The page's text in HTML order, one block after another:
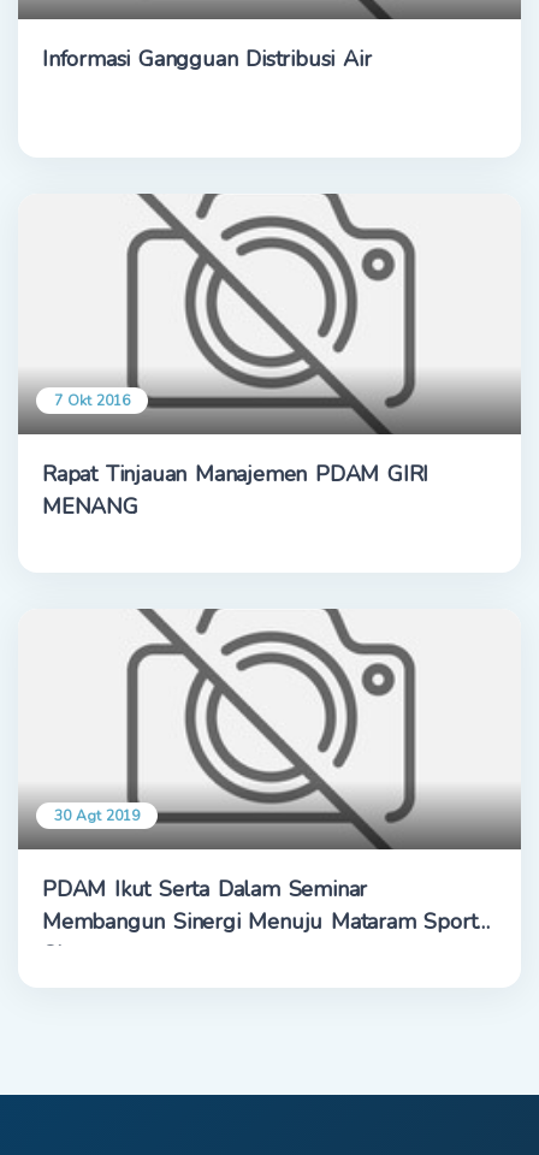
Informasi Gangguan Distribusi Air
7 Okt 2016
Rapat Tinjauan Manajemen PDAM GIRI
MENANG
30 Agt 2019
PDAM Ikut Serta Dalam Seminar
Membangun Sinergi Menuju Mataram Sport
City